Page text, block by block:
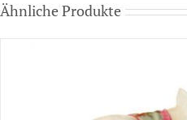
Ähnliche Produkte